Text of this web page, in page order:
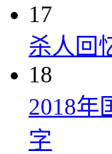
17
杀人回
18
2018年
字